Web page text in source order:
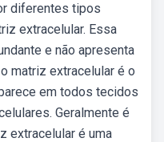
diferentes tipos
extracelular. Essa
e não apresenta
matriz extracelular é o
em todos tecidos
Geralmente é
extracelular é uma